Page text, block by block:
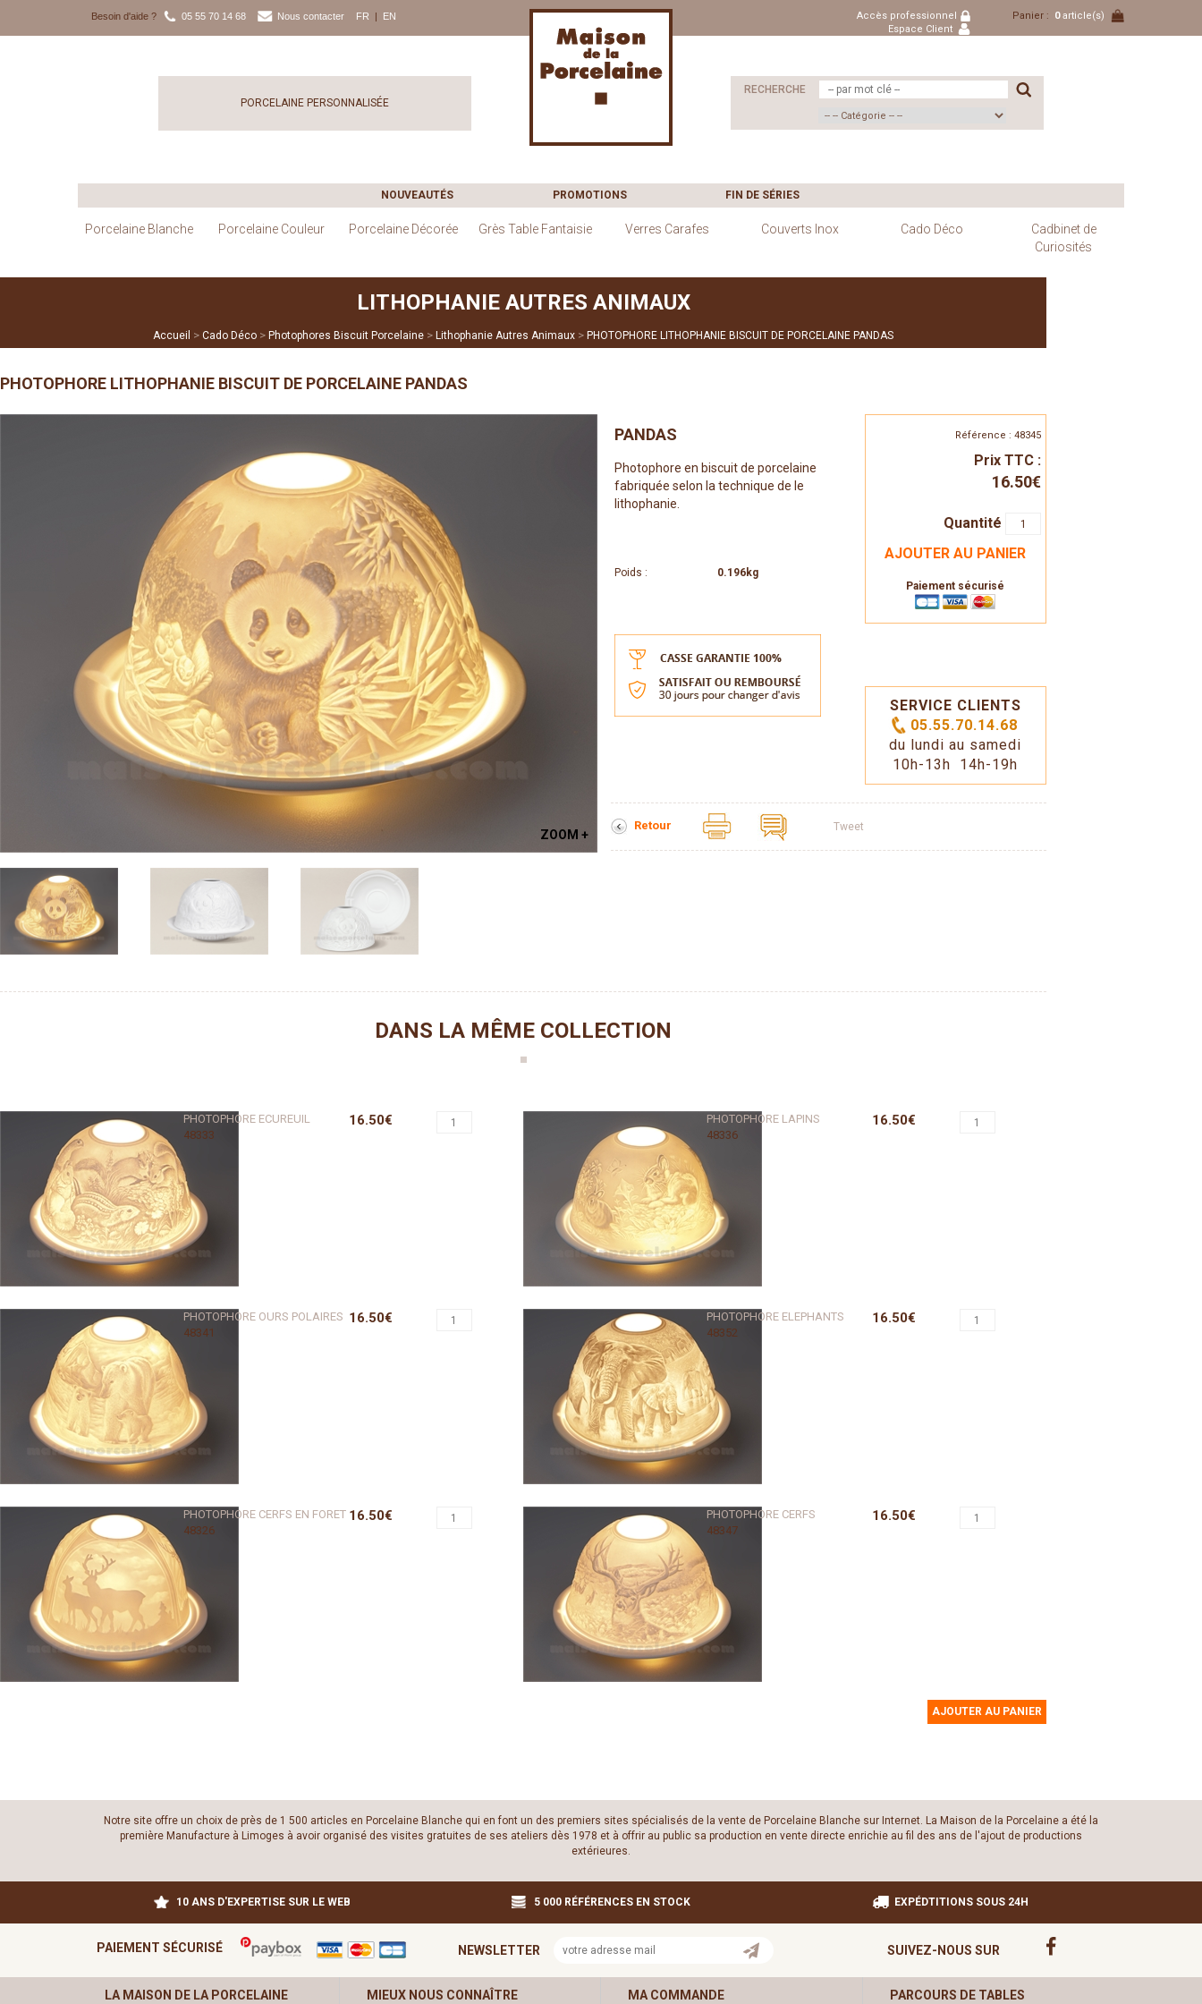
Besoin d'aide ? 05 55 70 14 68 Nous contacter FR | EN
Accès professionnel
Espace Client
Panier : 0article(s)
RECHERCHE
PORCELAINE PERSONNALISÉE
NOUVEAUTÉS PROMOTIONS FIN DE SÉRIES
Porcelaine Blanche Porcelaine Couleur Porcelaine Décorée Grès Table Fantaisie Verres Carafes Couverts Inox Cado Déco
Cadbinet de
Curiosités
LITHOPHANIE AUTRES ANIMAUX
Accueil > Cado Déco > Photophores Biscuit Porcelaine > Lithophanie Autres Animaux > PHOTOPHORE LITHOPHANIE BISCUIT DE PORCELAINE PANDAS
PHOTOPHORE LITHOPHANIE BISCUIT DE PORCELAINE PANDAS
ZOOM +
Référence : 48345
Prix TTC :
16.50€
Quantité
AJOUTER AU PANIER
Paiement sécurisé
SERVICE CLIENTS
05.55.70.14.68
du lundi au samedi
10h-13h 14h-19h
PANDAS
Photophore en biscuit de porcelaine
fabriquée selon la technique de le
lithophanie.
Poids : 0.196kg
Retour Tweet
DANS LA MÊME COLLECTION
PHOTOPHORE ECUREUIL
48333
16.50€
PHOTOPHORE LAPINS
48336
16.50€
PHOTOPHORE OURS POLAIRES
48341
16.50€
PHOTOPHORE ELEPHANTS
48352
16.50€
PHOTOPHORE CERFS EN FORET
48326
16.50€
PHOTOPHORE CERFS
48347
16.50€
AJOUTER AU PANIER
Notre site offre un choix de près de 1 500 articles en Porcelaine Blanche qui en font un des premiers sites spécialisés de la vente de Porcelaine Blanche sur Internet. La Maison de la Porcelaine a été la
première Manufacture à Limoges à avoir organisé des visites gratuites de ses ateliers dès 1978 et à offrir au public sa production en vente directe enrichie au fil des ans de l'ajout de productions
extérieures.
10 ANS D'EXPERTISE SUR LE WEB 5 000 RÉFÉRENCES EN STOCK EXPÉDTITIONS SOUS 24H
PAIEMENT SÉCURISÉ NEWSLETTER SUIVEZ-NOUS SUR
LA MAISON DE LA PORCELAINE MIEUX NOUS CONNAÎTRE MA COMMANDE PARCOURS DE TABLES